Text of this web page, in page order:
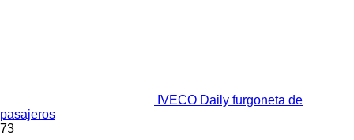
IVECO Daily furgoneta de
pasajeros
73